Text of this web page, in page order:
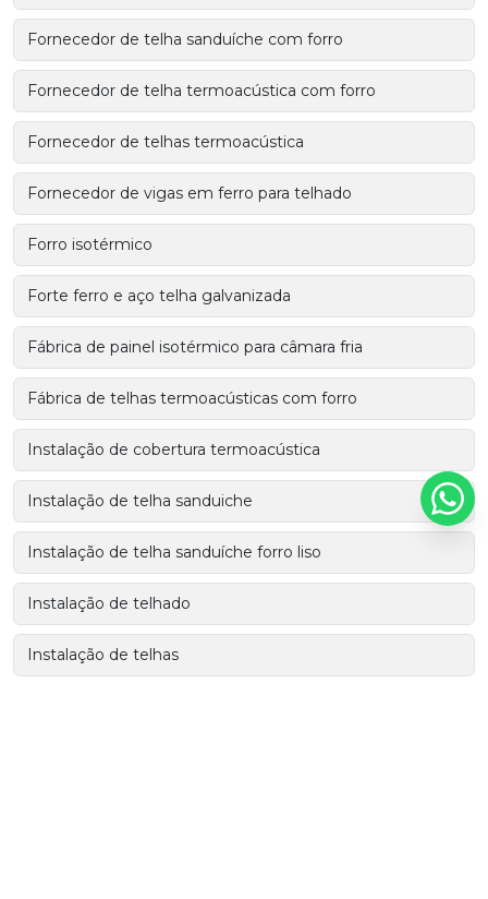
Fornecedor de telha sanduíche com forro
Fornecedor de telha termoacústica com forro
Fornecedor de telhas termoacústica
Fornecedor de vigas em ferro para telhado
Forro isotérmico
Forte ferro e aço telha galvanizada
Fábrica de painel isotérmico para câmara fria
Fábrica de telhas termoacústicas com forro
Instalação de cobertura termoacústica
Instalação de telha sanduiche
Instalação de telha sanduíche forro liso
Instalação de telhado
Instalação de telhas